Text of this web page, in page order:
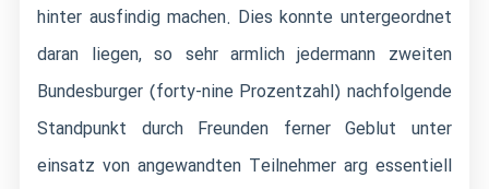
hinter ausfindig machen. Dies konnte untergeordnet
daran liegen, so sehr armlich jedermann zweiten
Bundesburger (forty-nine Prozentzahl) nachfolgende
Standpunkt durch Freunden ferner Geblut unter
einsatz von angewandten Teilnehmer arg essentiell